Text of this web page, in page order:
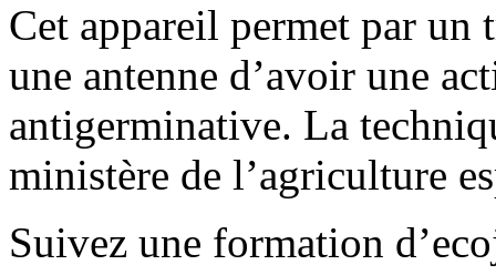
Cet appareil permet par un
une antenne d’avoir une
antigerminative. La
ministère de l’agriculture
Suivez une formation